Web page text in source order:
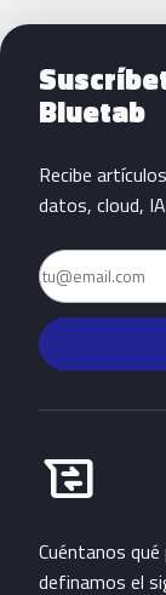
Siguientes
Bluetab
Recibe
datos, cloud,
Email
business_messages
Habla con
Cuéntanos
definamos el